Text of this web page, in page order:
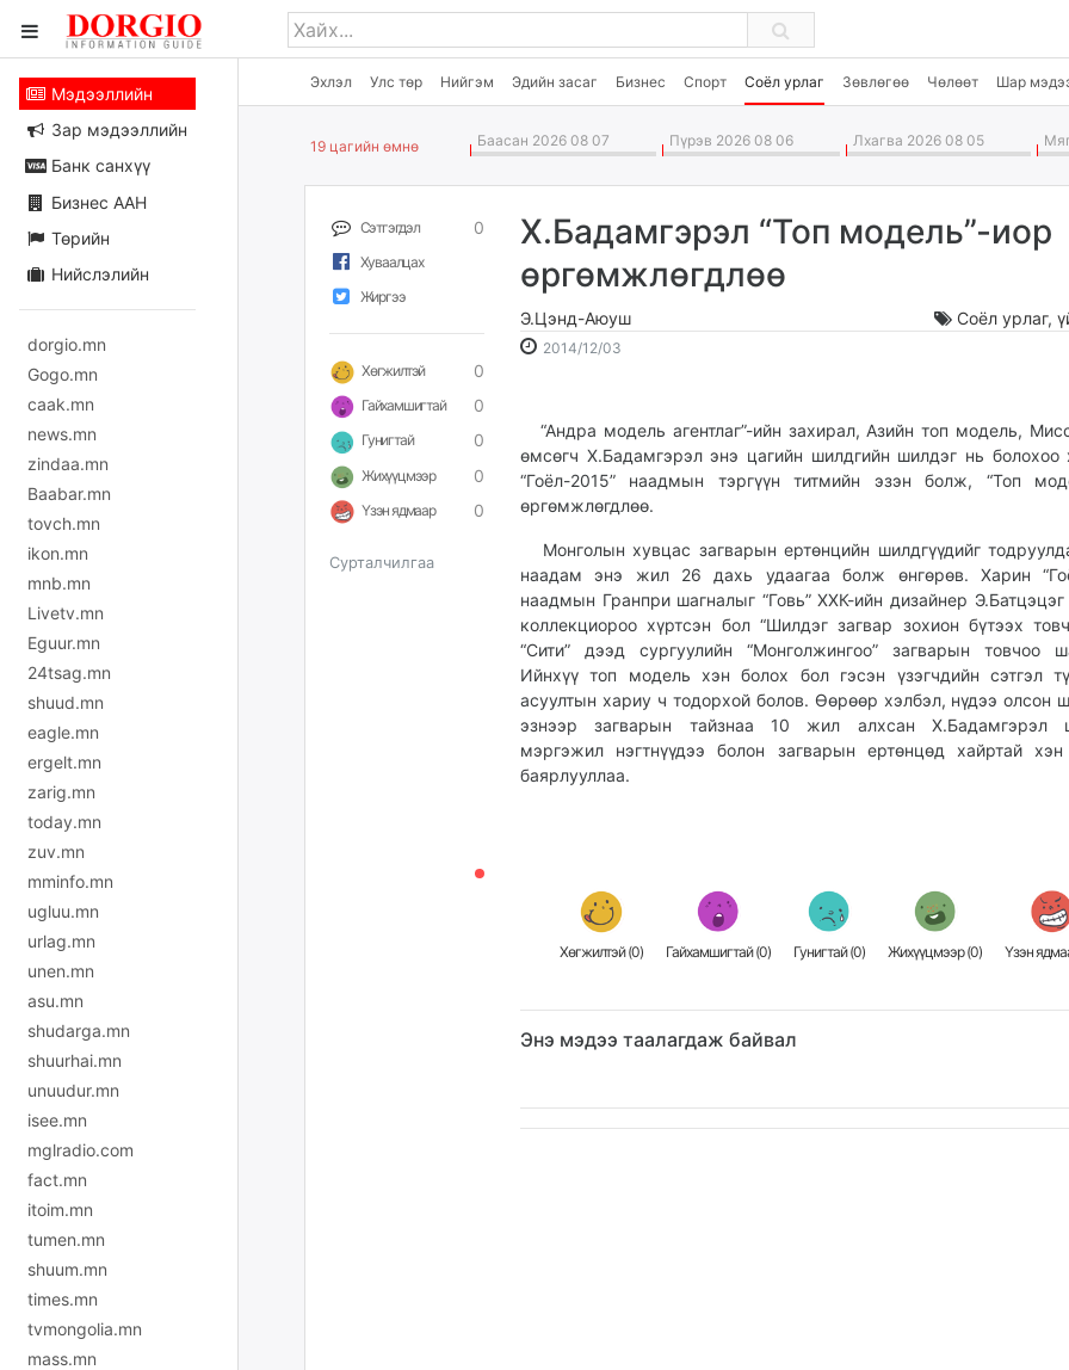
Эхлэл Улс төр Нийгэм Эдийн засаг Бизнес Спорт Соёл урлаг Зөвлөгөө Чөлөөт Шар
Мэдээллийн
Зар мэдээллийн
Банк санхүү
Бизнес ААН
Төрийн
Нийслэлийн
dorgio.mn
Gogo.mn
caak.mn
news.mn
zindaa.mn
Baabar.mn
tovch.mn
ikon.mn
mnb.mn
Livetv.mn
Eguur.mn
24tsag.mn
shuud.mn
eagle.mn
ergelt.mn
zarig.mn
today.mn
zuv.mn
mminfo.mn
ugluu.mn
urlag.mn
unen.mn
asu.mn
shudarga.mn
shuurhai.mn
unuudur.mn
isee.mn
mglradio.com
fact.mn
itoim.mn
tumen.mn
shuum.mn
times.mn
tvmongolia.mn
mass.mn
19 цагийн өмнө Баасан 2026 08 07 Пүрэв 2026 08 06 Лхагва 2026 08 05
Сэтгэгдэл 0
Хуваалцах
Жиргээ
Хөгжилтэй 0
Гайхамшигтай 0
Гунигтай 0
Жихүүцмээр 0
Үзэн ядмаар 0
Сурталчилгаа
Х.Бадамгэрэл “Топ модель”-иор
өргөмжлөгдлөө
Э.Цэнд-Аюуш Соёл урлаг,
2014/12/03
17:20:04
11:05:56
“Андра модель агентлаг”-ийн захирал, Азийн топ модель,
өмсөгч Х.Бадамгэрэл энэ цагийн шилдгийн шилдэг нь болохоо
“Гоёл-2015” наадмын тэргүүн титмийн эзэн болж, “Топ
өргөмжлөгдлөө.
Монголын хувцас загварын ертөнцийн шилдгүүдийг
наадам энэ жил 26 дахь удаагаа болж өнгөрөв. Харин
наадмын Гранпри шагналыг “Говь” ХХК-ийн дизайнер Э.Батцэцэг
коллекциороо хүртсэн бол “Шилдэг загвар зохион бүтээх
“Сити” дээд сургуулийн “Монголжингоо” загварын товчоо
Ийнхүү топ модель хэн болох бол гэсэн үзэгчдийн сэтгэл
асуултын хариу ч тодорхой болов. Өөрөөр хэлбэл, нүдээ олсон
эзнээр загварын тайзнаа 10 жил алхсан Х.Бадамгэрэл
мэргэжил нэгтнүүдээ болон загварын ертөнцөд хайртай хэн
баярлууллаа.
Хөгжилтэй (0) Гайхамшигтай (0) Гунигтай (0) Жихүүцмээр (0) Үзэн
Энэ мэдээ таалагдаж байвал